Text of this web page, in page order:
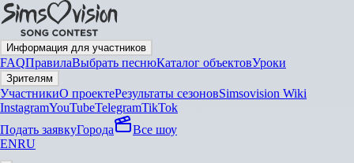
Информация для участников
FAQПравилаВыбрать песнюКаталог объектовУроки
Зрителям
УчастникиО проектеРезультаты сезоновSimsovision Wiki
InstagramYouTubeTelegramTikTok
Подать заявкуГорода
Все шоу
ENRU